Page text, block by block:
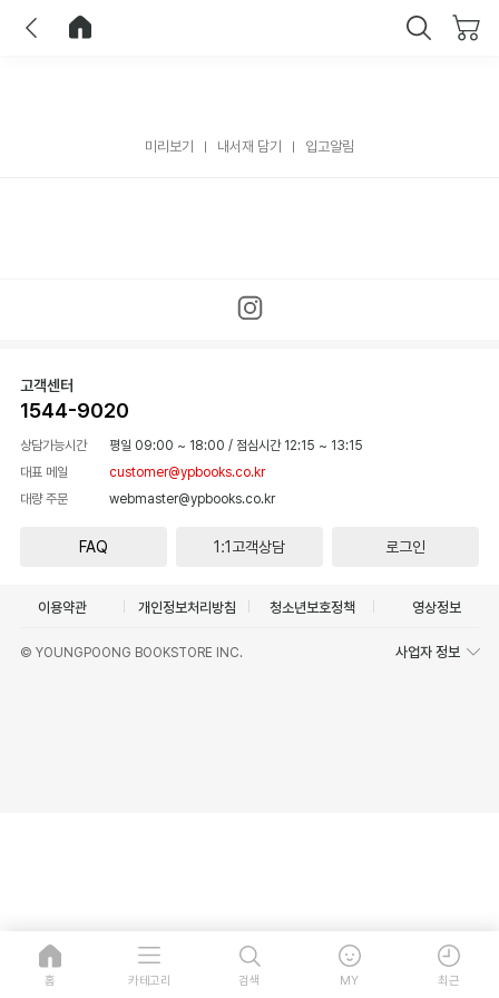
미리보기 내서재 담기 입고알림
고객센터
1544-9020
상담가능시간 평일 09:00 ~ 18:00 / 점심시간 12:15 ~ 13:15
대표 메일
customer@ypbooks.co.kr
대량 주문
webmaster@ypbooks.co.kr
FAQ 1:1고객상담 로그인
이용약관 개인정보처리방침 청소년보호정책 영상정보
© YOUNGPOONG BOOKSTORE INC. 사업자 정보
홈 카테고리 검색 MY 최근